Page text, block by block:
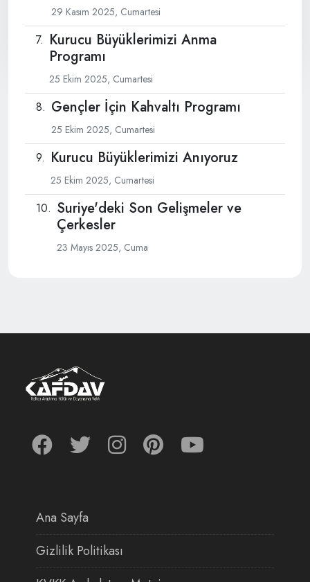
29 Kasım 2025, Cumartesi
Kurucu Büyüklerimizi Anma
Programı
25 Ekim 2025, Cumartesi
Gençler İçin Kahvaltı Programı
25 Ekim 2025, Cumartesi
Kurucu Büyüklerimizi Anıyoruz
25 Ekim 2025, Cumartesi
Suriye'deki Son Gelişmeler ve
Çerkesler
23 Mayıs 2025, Cuma
Ana Sayfa
Gizlilik Politikası